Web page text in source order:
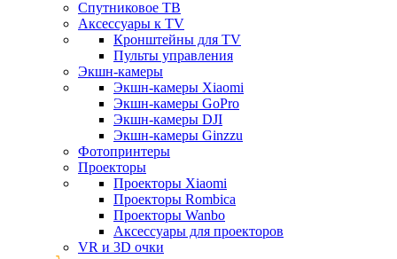
Спутниковое ТВ
Аксессуары к TV
Кронштейны для TV
Пульты управления
Экшн-камеры
Экшн-камеры Xiaomi
Экшн-камеры GoPro
Экшн-камеры DJI
Экшн-камеры Ginzzu
Фотопринтеры
Проекторы
Проекторы Xiaomi
Проекторы Rombica
Проекторы Wanbo
Аксессуары для проекторов
VR и 3D очки